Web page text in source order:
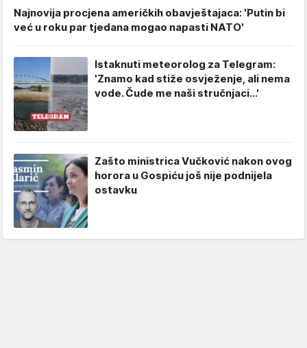
Najnovija procjena američkih obavještajaca: 'Putin bi
već u roku par tjedana mogao napasti NATO'
Istaknuti meteorolog za Telegram:
'Znamo kad stiže osvježenje, ali nema
vode. Čude me naši stručnjaci...'
Zašto ministrica Vučković nakon ovog
horora u Gospiću još nije podnijela
ostavku